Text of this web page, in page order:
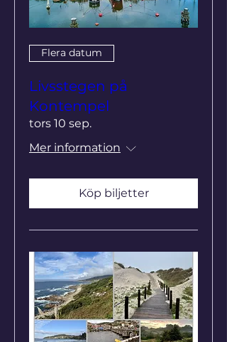
Flera datum
Livsstegen på
Kontempel
tors 10 sep.
Mer information
Köp biljetter